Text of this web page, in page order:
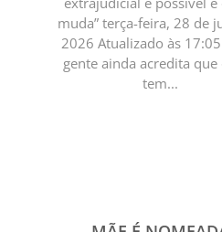
muda” terça-feira, 28 de
2026 Atualizado às
gente ainda acredita que
tem...